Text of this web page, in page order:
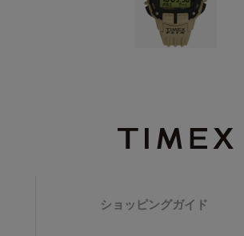
ショッピングガイド